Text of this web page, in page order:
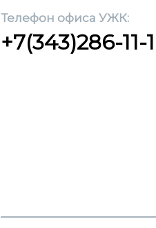
Телефон офиса УЖК:
+7(343)286-11-